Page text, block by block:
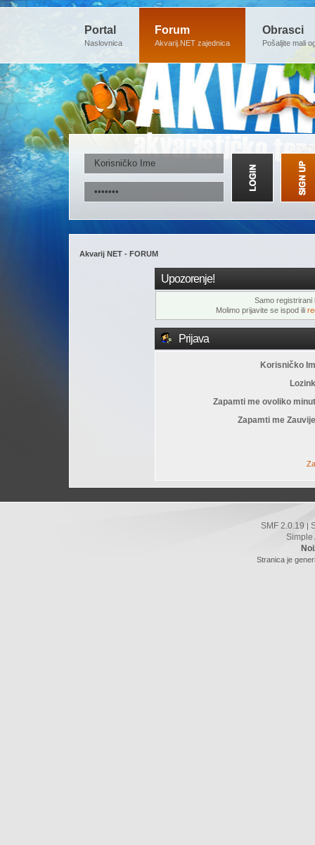
Portal
Naslovnica
Forum
Akvarij.NET zajednica
Obrasci
Pošaljite mali
Akvarij NET - FORUM
Upozorenje!
Samo registrirani
Molimo prijavite se ispod ili
Prijava
Korisničko
Zapamti me ovoliko
Zapamti me
SMF 2.0.19
Simple
Stranica je